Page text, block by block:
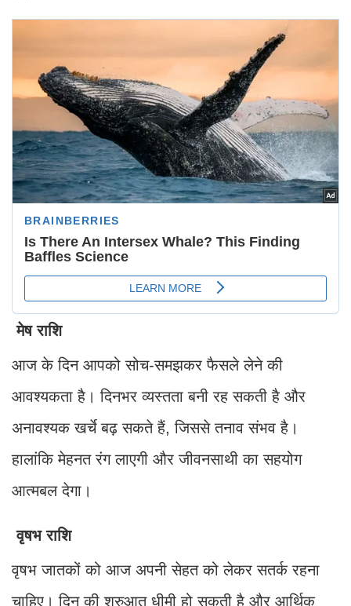
मेष राशि
आज के दिन आपको सोच-समझकर फैसले लेने की
आवश्यकता है। दिनभर व्यस्तता बनी रह सकती है और
अनावश्यक खर्चे बढ़ सकते हैं, जिससे तनाव संभव है।
हालांकि मेहनत रंग लाएगी और जीवनसाथी का सहयोग
आत्मबल देगा।
वृषभ राशि
वृषभ जातकों को आज अपनी सेहत को लेकर सतर्क रहना
चाहिए। दिन की शुरुआत धीमी हो सकती है और आर्थिक